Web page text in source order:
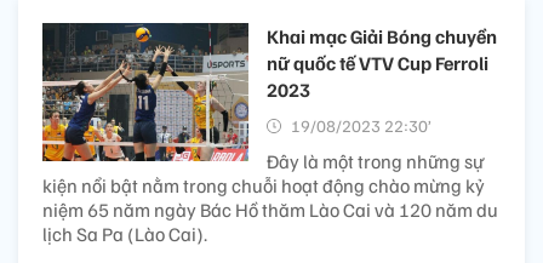
Khai mạc Giải Bóng chuyền
nữ quốc tế VTV Cup Ferroli
2023
19/08/2023 22:30’
Đây là một trong những sự
kiện nổi bật nằm trong chuỗi hoạt động chào mừng kỷ
niệm 65 năm ngày Bác Hồ thăm Lào Cai và 120 năm du
lịch Sa Pa (Lào Cai).